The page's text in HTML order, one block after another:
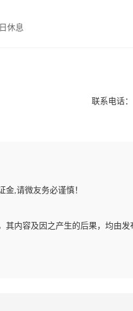
休息
联系电话：
金,请微友务必谨慎！
其内容及因之产生的后果，均由发